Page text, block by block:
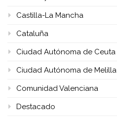
Castilla-La Mancha
Cataluña
Ciudad Autónoma de Ceuta
Ciudad Autónoma de Melilla
Comunidad Valenciana
Destacado